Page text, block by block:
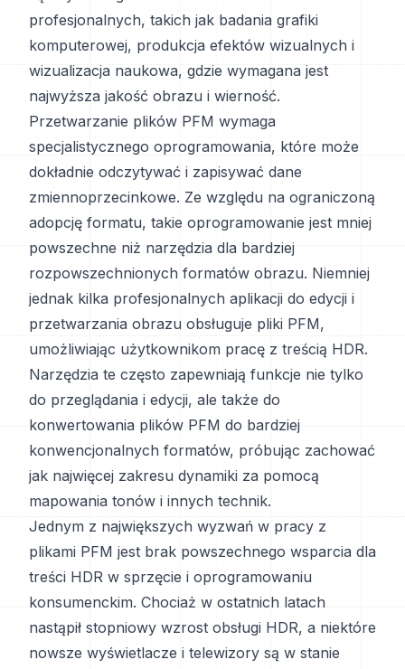
profesjonalnych, takich jak badania grafiki
komputerowej, produkcja efektów wizualnych i
wizualizacja naukowa, gdzie wymagana jest
najwyższa jakość obrazu i wierność.
Przetwarzanie plików PFM wymaga
specjalistycznego oprogramowania, które może
dokładnie odczytywać i zapisywać dane
zmiennoprzecinkowe. Ze względu na ograniczoną
adopcję formatu, takie oprogramowanie jest mniej
powszechne niż narzędzia dla bardziej
rozpowszechnionych formatów obrazu. Niemniej
jednak kilka profesjonalnych aplikacji do edycji i
przetwarzania obrazu obsługuje pliki PFM,
umożliwiając użytkownikom pracę z treścią HDR.
Narzędzia te często zapewniają funkcje nie tylko
do przeglądania i edycji, ale także do
konwertowania plików PFM do bardziej
konwencjonalnych formatów, próbując zachować
jak najwięcej zakresu dynamiki za pomocą
mapowania tonów i innych technik.
Jednym z największych wyzwań w pracy z
plikami PFM jest brak powszechnego wsparcia dla
treści HDR w sprzęcie i oprogramowaniu
konsumenckim. Chociaż w ostatnich latach
nastąpił stopniowy wzrost obsługi HDR, a niektóre
nowsze wyświetlacze i telewizory są w stanie